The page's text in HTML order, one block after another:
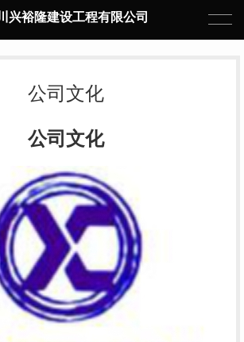
兴裕隆建设工程有限公司
公司文化
公司文化